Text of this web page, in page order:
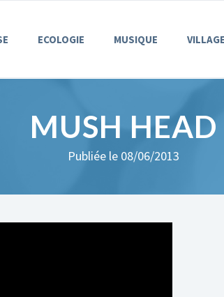
ECOLOGIE MUSIQUE VILLAGE
MUSH HEAD
Publiée le 08/06/2013